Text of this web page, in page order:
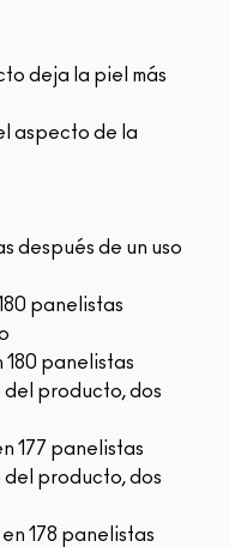
deja la piel más
aspecto de la
después de un uso
panelistas
panelistas
del producto, dos
177 panelistas
del producto, dos
178 panelistas